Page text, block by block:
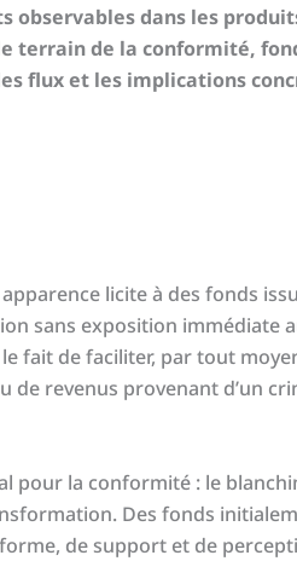
observables dans les
terrain de la conformité,
flux et les implications
licite à des fonds
sans exposition immédiate
fait de faciliter, par tout
revenus provenant d’un
pour la conformité : le
Des fonds
de support et de